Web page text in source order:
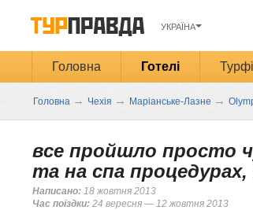
УКРАЇНА
Головна Готелі
Головна → Чехія → Маріанське-Лазне →
все пройшло просто
та на спа процедурах,
Написано: 18 жовтня 2013
Час поїздки: 24 вересня — 12 жовтня 2013